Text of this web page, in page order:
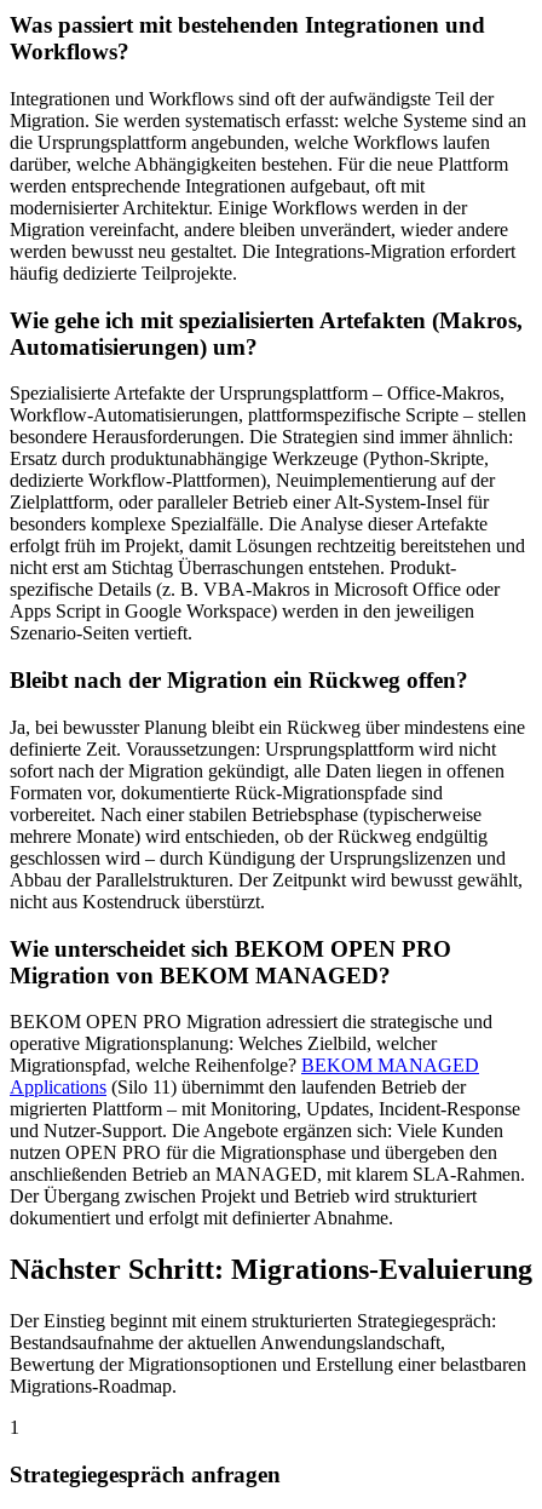
Was passiert mit bestehenden Integrationen und
Workflows?
Integrationen und Workflows sind oft der aufwändigste Teil der
Migration. Sie werden systematisch erfasst: welche Systeme sind an
die Ursprungsplattform angebunden, welche Workflows laufen
darüber, welche Abhängigkeiten bestehen. Für die neue Plattform
werden entsprechende Integrationen aufgebaut, oft mit
modernisierter Architektur. Einige Workflows werden in der
Migration vereinfacht, andere bleiben unverändert, wieder andere
werden bewusst neu gestaltet. Die Integrations-Migration erfordert
häufig dedizierte Teilprojekte.
Wie gehe ich mit spezialisierten Artefakten (Makros,
Automatisierungen) um?
Spezialisierte Artefakte der Ursprungsplattform – Office-Makros,
Workflow-Automatisierungen, plattformspezifische Scripte – stellen
besondere Herausforderungen. Die Strategien sind immer ähnlich:
Ersatz durch produktunabhängige Werkzeuge (Python-Skripte,
dedizierte Workflow-Plattformen), Neuimplementierung auf der
Zielplattform, oder paralleler Betrieb einer Alt-System-Insel für
besonders komplexe Spezialfälle. Die Analyse dieser Artefakte
erfolgt früh im Projekt, damit Lösungen rechtzeitig bereitstehen und
nicht erst am Stichtag Überraschungen entstehen. Produkt-
spezifische Details (z. B. VBA-Makros in Microsoft Office oder
Apps Script in Google Workspace) werden in den jeweiligen
Szenario-Seiten vertieft.
Bleibt nach der Migration ein Rückweg offen?
Ja, bei bewusster Planung bleibt ein Rückweg über mindestens eine
definierte Zeit. Voraussetzungen: Ursprungsplattform wird nicht
sofort nach der Migration gekündigt, alle Daten liegen in offenen
Formaten vor, dokumentierte Rück-Migrationspfade sind
vorbereitet. Nach einer stabilen Betriebsphase (typischerweise
mehrere Monate) wird entschieden, ob der Rückweg endgültig
geschlossen wird – durch Kündigung der Ursprungslizenzen und
Abbau der Parallelstrukturen. Der Zeitpunkt wird bewusst gewählt,
nicht aus Kostendruck überstürzt.
Wie unterscheidet sich BEKOM OPEN PRO
Migration von BEKOM MANAGED?
BEKOM OPEN PRO Migration adressiert die strategische und
operative Migrationsplanung: Welches Zielbild, welcher
Migrationspfad, welche Reihenfolge? BEKOM MANAGED
Applications (Silo 11) übernimmt den laufenden Betrieb der
migrierten Plattform – mit Monitoring, Updates, Incident-Response
und Nutzer-Support. Die Angebote ergänzen sich: Viele Kunden
nutzen OPEN PRO für die Migrationsphase und übergeben den
anschließenden Betrieb an MANAGED, mit klarem SLA-Rahmen.
Der Übergang zwischen Projekt und Betrieb wird strukturiert
dokumentiert und erfolgt mit definierter Abnahme.
Nächster Schritt: Migrations-Evaluierung
Der Einstieg beginnt mit einem strukturierten Strategiegespräch:
Bestandsaufnahme der aktuellen Anwendungslandschaft,
Bewertung der Migrationsoptionen und Erstellung einer belastbaren
Migrations-Roadmap.
1
Strategiegespräch anfragen